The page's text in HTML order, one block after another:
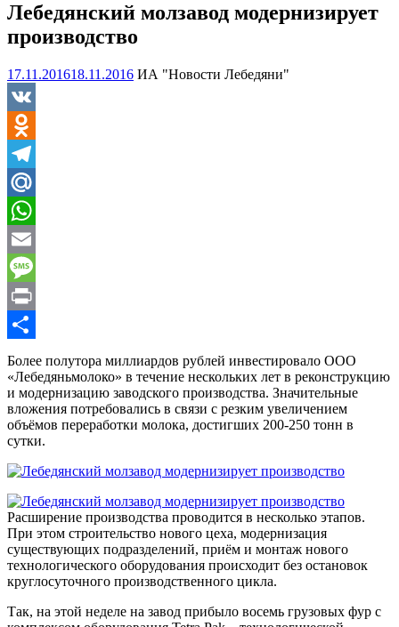
Лебедянский молзавод модернизирует
производство
17.11.201618.11.2016 ИА "Новости Лебедяни"
VK
Odnoklassniki
Telegram
Mail.Ru
WhatsApp
Email
Message
Print
Отправить
Более полутора миллиардов рублей инвестировало ООО
«Лебедяньмолоко» в течение нескольких лет в реконструкцию
и модернизацию заводского производства. Значительные
вложения потребовались в связи с резким увеличением
объёмов переработки молока, достигших 200-250 тонн в
сутки.
Расширение производства проводится в несколько этапов.
При этом строительство нового цеха, модернизация
существующих подразделений, приём и монтаж нового
технологического оборудования происходит без остановок
круглосуточного производственного цикла.
Так, на этой неделе на завод прибыло восемь грузовых фур с